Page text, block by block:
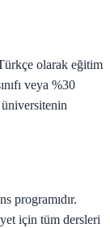
olarak eğitim
veya %30
programıdır.
için tüm dersleri